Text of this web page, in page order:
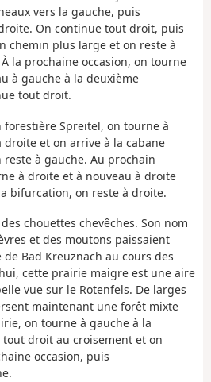
vers la gauche, puis
On continue tout droit, puis
chemin plus large et on reste à
la prochaine occasion, on tourne
à gauche à la deuxième
tout droit.
forestière Spreitel, on tourne à
et on arrive à la cabane
reste à gauche. Au prochain
à droite et à nouveau à droite
bifurcation, on reste à droite.
chouettes chevêches. Son nom
et des moutons paissaient
Bad Kreuznach au cours des
cette prairie maigre est une aire
vue sur le Rotenfels. De larges
maintenant une forêt mixte
on tourne à gauche à la
droit au croisement et on
occasion, puis